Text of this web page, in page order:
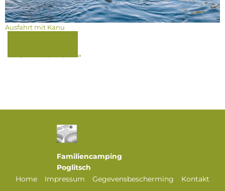
Ausfahrt mit Kanu
FaLang translation system by Faboba
Familiencamping
Poglitsch
Home
Impressum Gegevensbescherming Kontakt